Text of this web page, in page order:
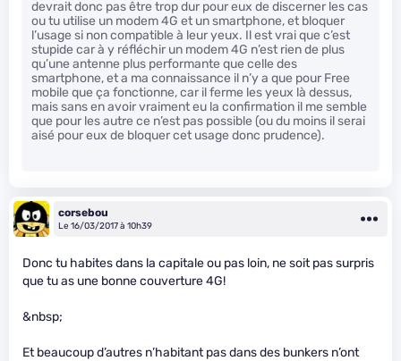
devrait donc pas être trop dur pour eux de discerner les cas
ou tu utilise un modem 4G et un smartphone, et bloquer
l’usage si non compatible à leur yeux. Il est vrai que c’est
stupide car à y réfléchir un modem 4G n’est rien de plus
qu’une antenne plus performante que celle des
smartphone, et a ma connaissance il n’y a que pour Free
mobile que ça fonctionne, car il ferme les yeux là dessus,
mais sans en avoir vraiment eu la confirmation il me semble
que pour les autre ce n’est pas possible (ou du moins il serai
aisé pour eux de bloquer cet usage donc prudence).
corsebou
Le 16/03/2017 à 10h39
Donc tu habites dans la capitale ou pas loin, ne soit pas surpris
que tu as une bonne couverture 4G!
&nbsp;
Et beaucoup d’autres n’habitant pas dans des bunkers n’ont